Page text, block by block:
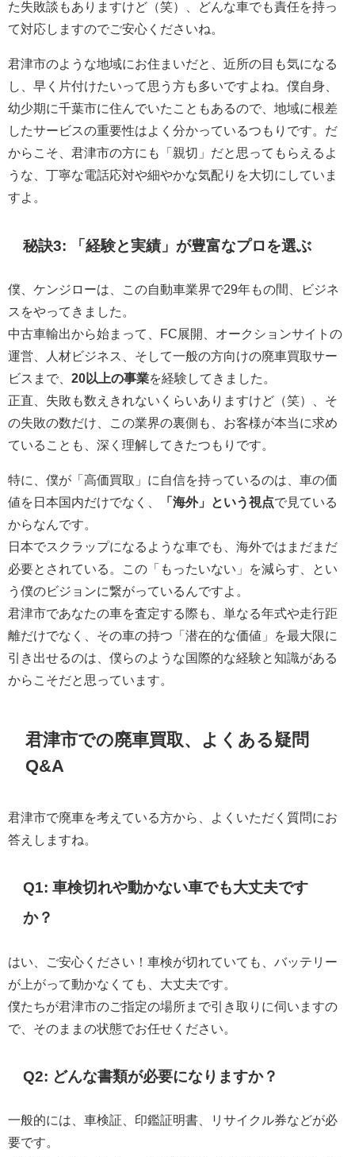
た失敗談もありますけど（笑）、どんな車でも責任を持っ
て対応しますのでご安心くださいね。
君津市のような地域にお住まいだと、近所の目も気になる
し、早く片付けたいって思う方も多いですよね。僕自身、
幼少期に千葉市に住んでいたこともあるので、地域に根差
したサービスの重要性はよく分かっているつもりです。だ
からこそ、君津市の方にも「親切」だと思ってもらえるよ
うな、丁寧な電話応対や細やかな気配りを大切にしていま
すよ。
秘訣3: 「経験と実績」が豊富なプロを選ぶ
僕、ケンジローは、この自動車業界で29年もの間、ビジネ
スをやってきました。
中古車輸出から始まって、FC展開、オークションサイトの
運営、人材ビジネス、そして一般の方向けの廃車買取サー
ビスまで、 20以上の事業を経験してきました。
正直、失敗も数えきれないくらいありますけど（笑）、そ
の失敗の数だけ、この業界の裏側も、お客様が本当に求め
ていることも、深く理解してきたつもりです。
特に、僕が「高価買取」に自信を持っているのは、車の価
値を日本国内だけでなく、
「海外」という視点で見ている
からなんです。
日本でスクラップになるような車でも、海外ではまだまだ
必要とされている。この「もったいない」を減らす、とい
う僕のビジョンに繋がっているんですよ。
君津市であなたの車を査定する際も、単なる年式や走行距
離だけでなく、その車の持つ「潜在的な価値」を最大限に
引き出せるのは、僕らのような国際的な経験と知識がある
からこそだと思っています。
君津市での廃車買取、よくある疑問
Q&A
君津市で廃車を考えている方から、よくいただく質問にお
答えしますね。
Q1: 車検切れや動かない車でも大丈夫です
か？
はい、ご安心ください！車検が切れていても、バッテリー
が上がって動かなくても、大丈夫です。
僕たちが君津市のご指定の場所まで引き取りに伺いますの
で、そのままの状態でお任せください。
Q2: どんな書類が必要になりますか？
一般的には、車検証、印鑑証明書、リサイクル券などが必
要です。